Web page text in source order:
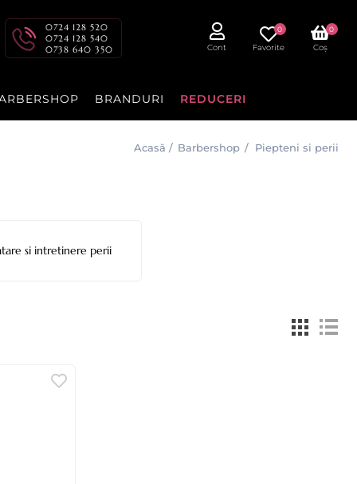
0724 128 520
0724 128 540
0738 640 350
Cont Favorite
0
Coș
0
BRANDURI REDUCERI
Acasă / Barbershop / Piepteni si perii
si intretinere perii